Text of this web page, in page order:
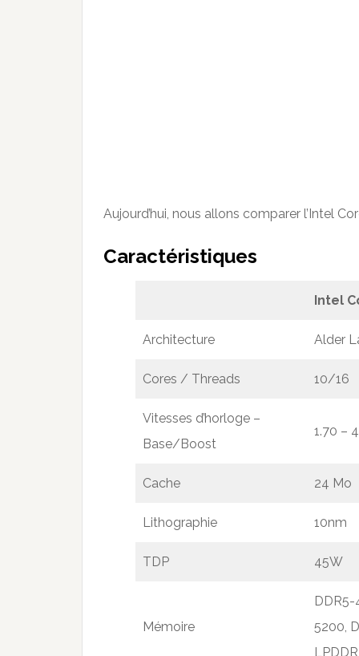
Aujourd’hui, nous allons comparer l’Intel
Caractéristiques
Intel
Architecture Alder
Cores / Threads 10/16
Vitesses d’horloge –
Base/Boost
1.70 –
Cache 24 Mo
Lithographie 10nm
TDP 45W
Mémoire
5200,